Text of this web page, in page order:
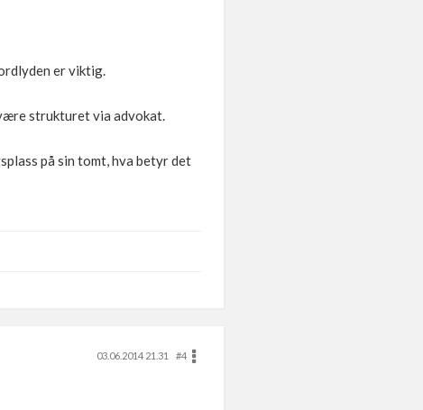
er viktig.
strukturet via advokat.
på sin tomt, hva betyr det
03.06.2014 21.31
#4